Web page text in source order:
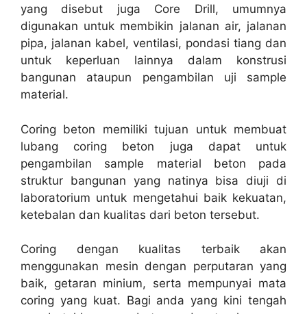
yang disebut juga Core Drill, umumnya
digunakan untuk membikin jalanan air, jalanan
pipa, jalanan kabel, ventilasi, pondasi tiang dan
untuk keperluan lainnya dalam konstrusi
bangunan ataupun pengambilan uji sample
material.
Coring beton memiliki tujuan untuk membuat
lubang coring beton juga dapat untuk
pengambilan sample material beton pada
struktur bangunan yang natinya bisa diuji di
laboratorium untuk mengetahui baik kekuatan,
ketebalan dan kualitas dari beton tersebut.
Coring dengan kualitas terbaik akan
menggunakan mesin dengan perputaran yang
baik, getaran minium, serta mempunyai mata
coring yang kuat. Bagi anda yang kini tengah